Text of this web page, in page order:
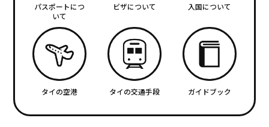
パスポートにつ
いて
ビザについて 入国について
タイの空港 タイの交通手段 ガイドブック